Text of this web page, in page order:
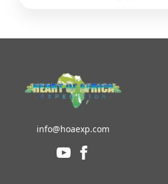
info@hoaexp.com